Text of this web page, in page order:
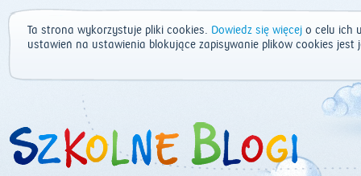
Ta strona wykorzystuje pliki cookies. Dowiedz się więcej o celu ich
ustawień na ustawienia blokujące zapisywanie plików cookies